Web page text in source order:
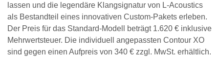
lassen und die legendäre Klangsignatur von L-Acoustics
als Bestandteil eines innovativen Custom-Pakets erleben.
Der Preis für das Standard-Modell beträgt 1.620 € inklusive
Mehrwertsteuer. Die individuell angepassten Contour XO
sind gegen einen Aufpreis von 340 € zzgl. MwSt. erhältlich.